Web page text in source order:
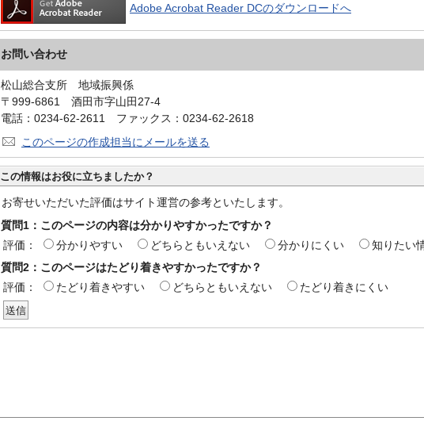
Adobe Acrobat Reader DCのダウンロードへ
お問い合わせ
松山総合支所 地域振興係
〒999-6861 酒田市字山田27-4
電話：0234-62-2611 ファックス：0234-62-2618
このページの作成担当にメールを送る
この情報はお役に立ちましたか？
お寄せいただいた評価はサイト運営の参考といたします。
質問1：このページの内容は分かりやすかったですか？
評価：
分かりやすい どちらともいえない 分かりにくい
知りたい
質問2：このページはたどり着きやすかったですか？
評価：
たどり着きやすい どちらともいえない たどり着きにくい